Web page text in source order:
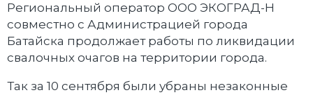
Региональный оператор ООО ЭКОГРАД-Н
совместно с Администрацией города
Батайска продолжает работы по ликвидации
свалочных очагов на территории города.
Так за 10 сентября были убраны незаконные